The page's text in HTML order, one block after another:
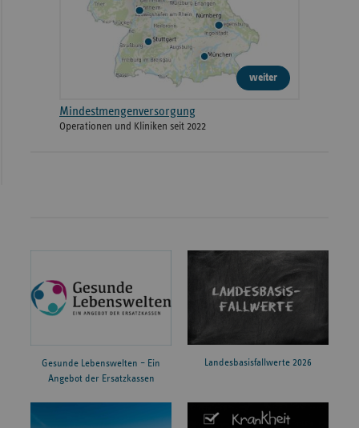
weiter
Mindestmengenversorgung
Operationen und Kliniken seit 2022
Gesunde Lebenswelten – Ein
Angebot der Ersatzkassen
Landesbasisfallwerte 2026